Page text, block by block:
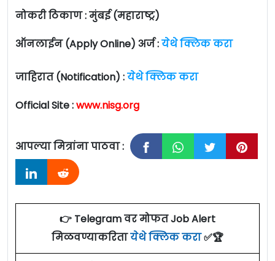
नोकरी ठिकाण : मुंबई (महाराष्ट्र)
ऑनलाईन (Apply Online) अर्ज :येथे क्लिक करा
जाहिरात (Notification) :येथे क्लिक करा
Official Site :www.nisg.org
आपल्या मित्रांना पाठवा :
👉 Telegram वर मोफत Job Alert
मिळवण्याकरितायेथे क्लिक करा✅🏆